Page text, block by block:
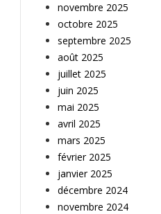
novembre 2025
octobre 2025
septembre 2025
août 2025
juillet 2025
juin 2025
mai 2025
avril 2025
mars 2025
février 2025
janvier 2025
décembre 2024
novembre 2024